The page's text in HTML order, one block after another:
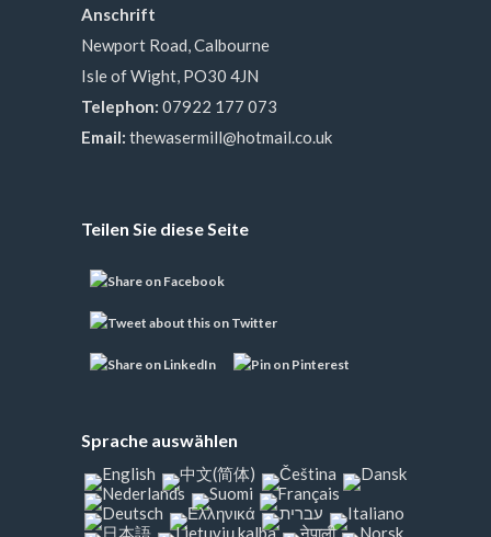
Anschrift
Newport Road, Calbourne
Isle of Wight, PO30 4JN
Telephon: 07922 177 073
Email: thewasermill@hotmail.co.uk
Teilen Sie diese Seite
Sprache auswählen